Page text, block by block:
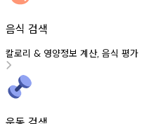
음식 검색
칼로리 & 영양정보 계산, 음식 평가